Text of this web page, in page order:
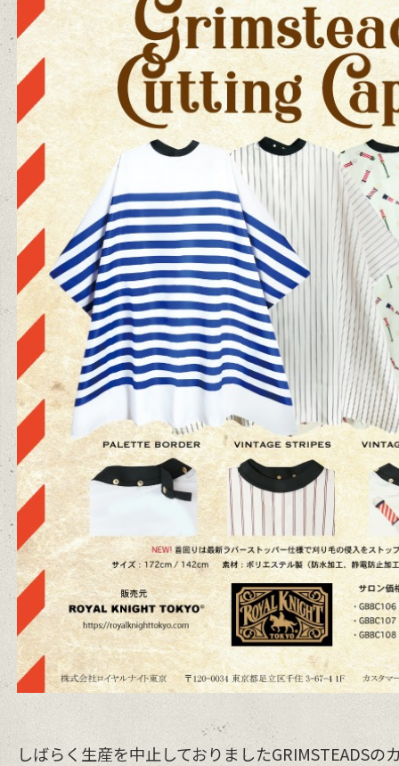
しばらく生産を中止しておりましたGRIMSTEADSの